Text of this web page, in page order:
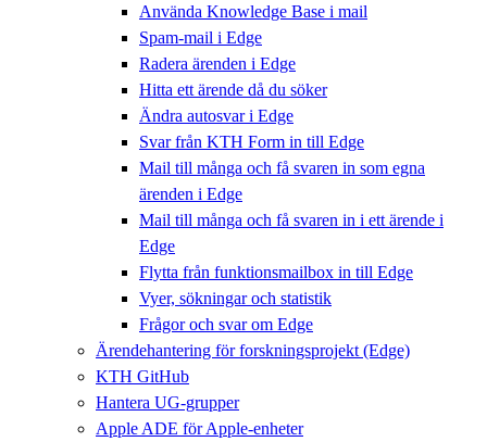
Använda Knowledge Base i mail
Spam-mail i Edge
Radera ärenden i Edge
Hitta ett ärende då du söker
Ändra autosvar i Edge
Svar från KTH Form in till Edge
Mail till många och få svaren in som egna
ärenden i Edge
Mail till många och få svaren in i ett ärende i
Edge
Flytta från funktionsmailbox in till Edge
Vyer, sökningar och statistik
Frågor och svar om Edge
Ärendehantering för forskningsprojekt (Edge)
KTH GitHub
Hantera UG-grupper
Apple ADE för Apple-enheter